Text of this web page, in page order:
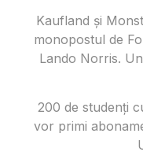
Kaufland și
monopostul de
Lando Norris.
200 de studenți
vor primi